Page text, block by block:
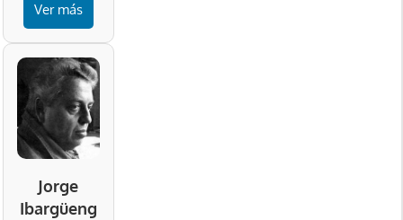
Ver más
Jorge
Ibargüeng